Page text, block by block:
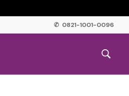
✆ 0821-1001-0096